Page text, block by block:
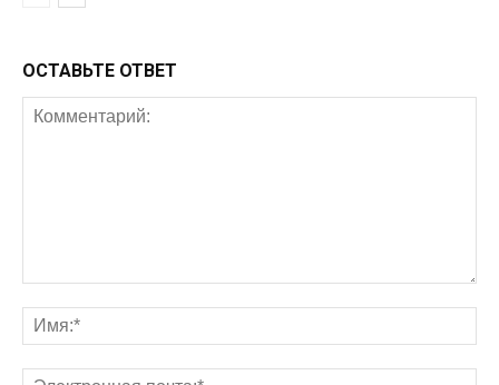
ОСТАВЬТЕ ОТВЕТ